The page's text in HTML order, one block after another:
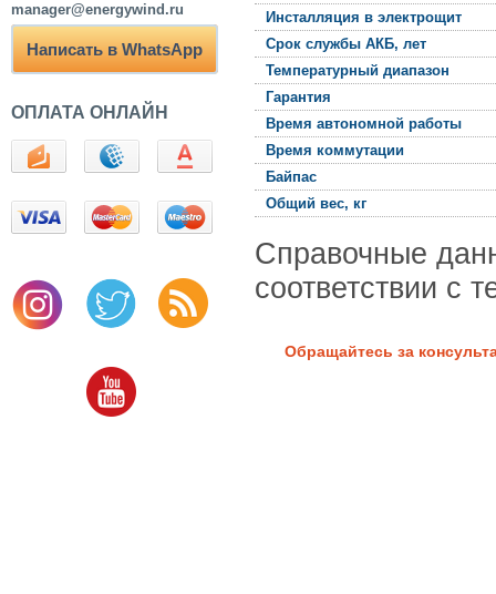
manager@energywind.ru
Написать в WhatsApp
ОПЛАТА ОНЛАЙН
Инсталляция в электрощит
Срок службы АКБ, лет
Температурный диапазон
Гарантия
Время автономной работы
Время коммутации
Байпас
Общий вес, кг
Справочные
соответствии с
Обращайтесь за